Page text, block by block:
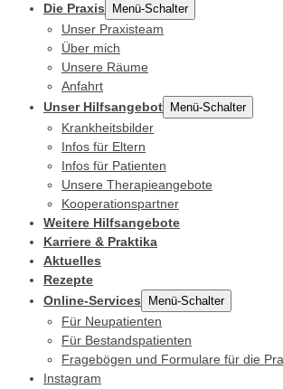
Die Praxis Menü-Schalter
Unser Praxisteam
Über mich
Unsere Räume
Anfahrt
Unser Hilfsangebot
Menü-Schalter
Krankheitsbilder
Infos für Eltern
Infos für Patienten
Unsere Therapieangebote
Kooperationspartner
Weitere Hilfsangebote
Karriere & Praktika
Aktuelles
Rezepte
Online-Services
Menü-Schalter
Für Neupatienten
Für Bestandspatienten
Fragebögen und Formulare für die
Instagram